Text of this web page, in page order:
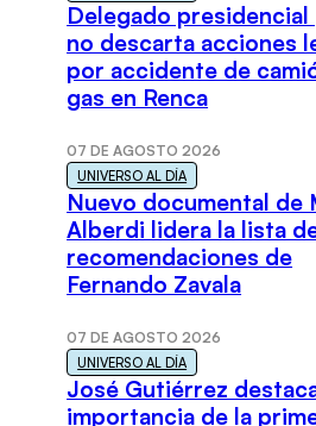
Delegado presidencial
no descarta acciones
por accidente de
gas en Renca
07 DE AGOSTO 2026
UNIVERSO AL DÍA
Nuevo documental de
Alberdi lidera la lista
recomendaciones de
Fernando Zavala
07 DE AGOSTO 2026
UNIVERSO AL DÍA
José Gutiérrez
importancia de la